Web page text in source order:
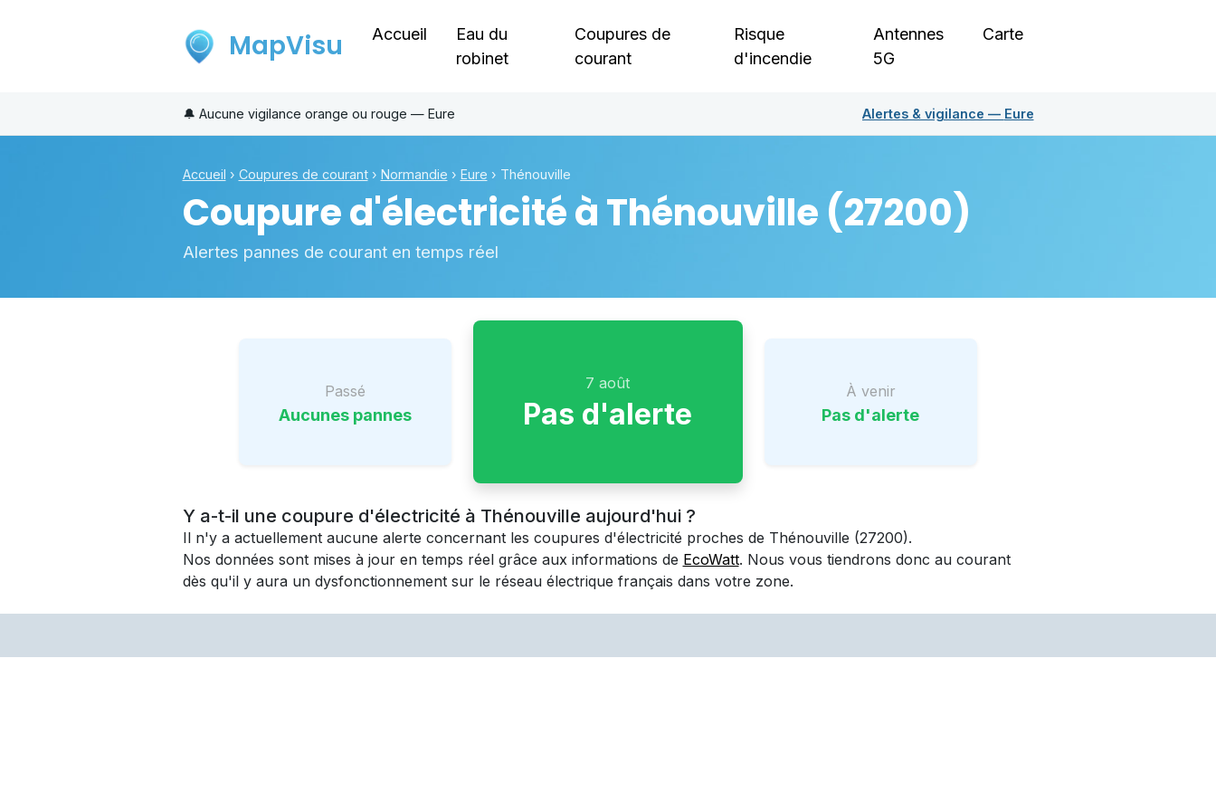
MapVisu Accueil
Eau du
robinet
Coupures de
courant
Risque
d'incendie
Antennes
5G
Carte
🔔 Aucune vigilance orange ou rouge — Eure Alertes & vigilance — Eure
Accueil › Coupures de courant› Normandie › Eure › Thénouville
Coupure d'électricité àThénouville (27200)
Alertes pannes de courant en temps réel
Passé
Aucunes pannes
7 août
Pas d'alerte
À venir
Pas d'alerte
Y a-t-il une coupure d'électricité à Thénouville aujourd'hui ?
Il n'y a actuellement aucune alerte concernant les coupures d'électricité proches de Thénouville (27200).
Nos données sont mises à jour en temps réel grâce aux informations de EcoWatt. Nous vous tiendrons donc au courant
dès qu'il y aura un dysfonctionnement sur le réseau électrique français dans votre zone.